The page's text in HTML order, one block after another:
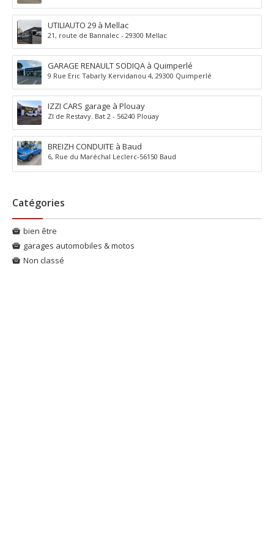
UTILIAUTO 29 à Mellac
21, route de Bannalec - 29300 Mellac
GARAGE RENAULT SODIQA à Quimperlé
9 Rue Eric Tabarly Kervidanou 4, 29300 Quimperlé
IZZI CARS garage à Plouay
ZI de Restavy. Bat 2 - 56240 Plouay
BREIZH CONDUITE à Baud
6, Rue du Maréchal Leclerc-56150 Baud
Catégories
bien être
garages automobiles & motos
Non classé